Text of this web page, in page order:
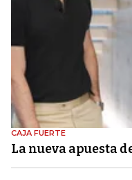
CAJA FUERTE
La nueva apuesta